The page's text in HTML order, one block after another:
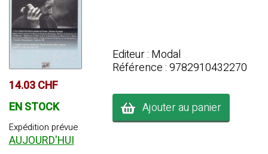
14.03 CHF
EN STOCK
Expédition prévue
AUJOURD'HUI
Editeur : Modal
Référence : 9782910432270
Ajouter au panier